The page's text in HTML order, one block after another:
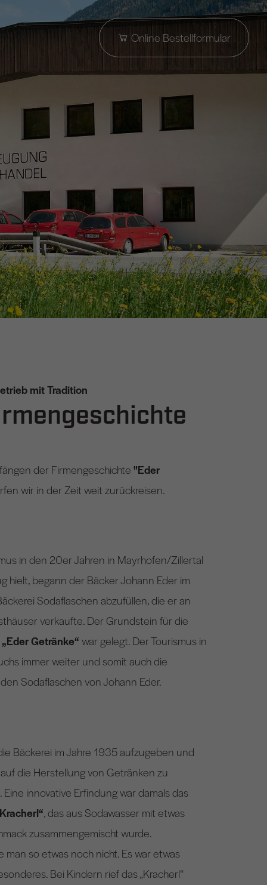
Online Bestellformular
mit Tradition
der Firmengeschichte"Eder
wir in der Zeit weit zurückreisen.
in den 20er Jahren in Mayrhofen/Zillertal
hielt, begann der Bäcker Johann Eder im
Sodaflaschen abzufüllen, die er an
verkaufte. Der Grundstein für die
„Eder Getränke“ war gelegt. Der Tourismus in
immer weiter und somit auch die
Sodaflaschen von Johann Eder.
Bäckerei im Jahre 1935 aufzugeben und
die Herstellung von Getränken zu
innovative Erfindung war damals das
, das aus Sodawasser mit etwas
zusammengemischt wurde.
man so etwas noch nicht. Es war etwas
Bei Kindern rief das „Kracherl“